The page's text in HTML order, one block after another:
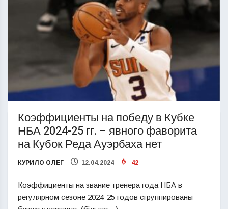
Коэффициенты на победу в Кубке
НБА 2024-25 гг. – явного фаворита
на Кубок Реда Ауэрбаха нет
КУРИЛО ОЛЕГ 12.04.2024 42
Коэффициенты на звание тренера года НБА в
регулярном сезоне 2024-25 годов сгруппированы